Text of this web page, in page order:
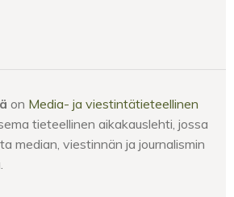
on Media- ja viestintätieteellinen
tieteellinen aikakauslehti, jossa
median, viestinnän ja journalismin